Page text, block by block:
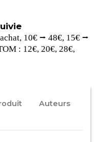
10€ ⭢ 48€, 15€ ⭢
: 12€, 20€, 28€,
Auteurs